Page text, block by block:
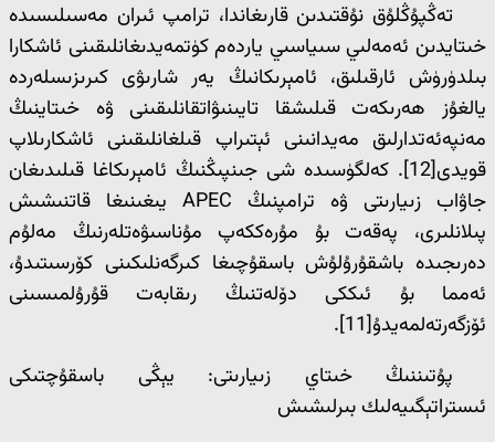
تەڭپۇڭلۇق نۇقتىدىن قارىغاندا، ترامپ ئىران مەسىلىسىدە
خىتايدىن ئەمەلىي سىياسىي ياردەم كۈتمەيدىغانلىقىنى ئاشكارا
بىلدۈرۈش ئارقىلىق، ئامېرىكانىڭ يەر شارىۋى كىرىزىسلەردە
يالغۇز ھەرىكەت قىلىشقا تايىنىۋاتقانلىقىنى ۋە خىتاينىڭ
مەنپەئەتدارلىق مەيدانىنى ئېتىراپ قىلغانلىقىنى ئاشكارىلاپ
قويدى[12]. كەلگۈسىدە شى جىنپىڭنىڭ ئامېرىكاغا قىلىدىغان
جاۋاب زىيارىتى ۋە ترامپنىڭ APEC يىغىنىغا قاتنىشىش
پىلانلىرى، پەقەت بۇ مۇرەككەپ مۇناسىۋەتلەرنىڭ مەلۇم
دەرىجىدە باشقۇرۇلۇش باسقۇچىغا كىرگەنلىكىنى كۆرسىتىدۇ،
ئەمما بۇ ئىككى دۆلەتنىڭ رىقابەت قۇرۇلمىسىنى
ئۆزگەرتەلمەيدۇ[11].
پۇتىننىڭ خىتاي زىيارىتى: يېڭى باسقۇچتىكى
ئىستراتېگىيەلىك بىرلىشىش